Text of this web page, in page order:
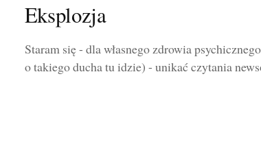
Eksplozja
Staram się - dla własnego zdrowia
o takiego ducha tu idzie) - unikać czytania